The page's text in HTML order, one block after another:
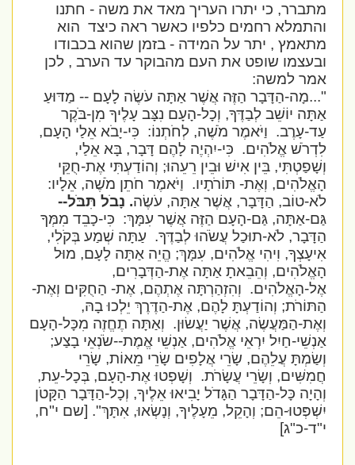
מתברר, כי יתרו העריך מאד את משה - חתנו
והתמלא רחמים כלפיו כאשר ראה כיצד הוא
מתאמץ , יתר על המידה - בזמן שהוא בכבודו
ובעצמו שופט את העם מהבוקר עד הערב , לכן
אמר למשה:
"...מָה-הַדָּבָר הַזֶּה אֲשֶׁר אַתָּה עֹשֶׂה לָעָם -- מַדּוּעַ
אַתָּה יוֹשֵׁב לְבַדֶּךָ, וְכָל-הָעָם נִצָּב עָלֶיךָ מִן-בֹּקֶר
עַד-עָרֶב. וַיֹּאמֶר מֹשֶׁה, לְחֹתְנוֹ: כִּי-יָבֹא אֵלַי הָעָם,
לִדְרֹשׁ אֱלֹהִים. כִּי-יִהְיֶה לָהֶם דָּבָר, בָּא אֵלַי,
וְשָׁפַטְתִּי, בֵּין אִישׁ וּבֵין רֵעֵהוּ; וְהוֹדַעְתִּי אֶת-חֻקֵּי
הָאֱלֹהִים, וְאֶת- תּוֹרֹתָיו. וַיֹּאמֶר חֹתֵן מֹשֶׁה, אֵלָיו:
לֹא-טוֹב, הַדָּבָר, אֲשֶׁר אַתָּה, עֹשֶׂה. נָבֹל תִּבֹּל--
גַּם-אַתָּה, גַּם-הָעָם הַזֶּה אֲשֶׁר עִמָּךְ: כִּי-כָבֵד מִמְּךָ
הַדָּבָר, לֹא-תוּכַל עֲשֹׂהוּ לְבַדֶּךָ. עַתָּה שְׁמַע בְּקֹלִי,
אִיעָצְךָ, וִיהִי אֱלֹהִים, עִמָּךְ; הֱיֵה אַתָּה לָעָם, מוּל
הָאֱלֹהִים, וְהֵבֵאתָ אַתָּה אֶת-הַדְּבָרִים,
אֶל-הָאֱלֹהִים. וְהִזְהַרְתָּה אֶתְהֶם, אֶת- הַחֻקִּים וְאֶת-
הַתּוֹרֹת; וְהוֹדַעְתָּ לָהֶם, אֶת-הַדֶּרֶךְ יֵלְכוּ בָהּ,
וְאֶת-הַמַּעֲשֶׂה, אֲשֶׁר יַעֲשׂוּן. וְאַתָּה תֶחֱזֶה מִכָּל-הָעָם
אַנְשֵׁי-חַיִל יִרְאֵי אֱלֹהִים, אַנְשֵׁי אֱמֶת--שֹׂנְאֵי בָצַע;
וְשַׂמְתָּ עֲלֵהֶם, שָׂרֵי אֲלָפִים שָׂרֵי מֵאוֹת, שָׂרֵי
חֲמִשִּׁים, וְשָׂרֵי עֲשָׂרֹת. וְשָׁפְטוּ אֶת-הָעָם, בְּכָל-עֵת,
וְהָיָה כָּל-הַדָּבָר הַגָּדֹל יָבִיאוּ אֵלֶיךָ, וְכָל-הַדָּבָר הַקָּטֹן
יִשְׁפְּטוּ-הֵם; וְהָקֵל, מֵעָלֶיךָ, וְנָשְׂאוּ, אִתָּךְ".[שם י"ח,
י"ד-כ"ג]